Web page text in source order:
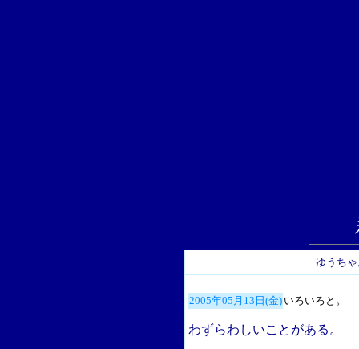
ゆうち
2005年05月13日(金) いろいろと。
わずらわしいことがある。